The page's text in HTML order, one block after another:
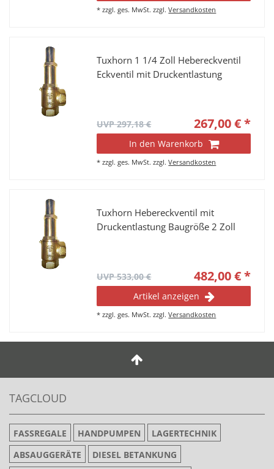
*zzgl. ges. MwSt. zzgl.Versandkosten
Tuxhorn 1 1/4 Zoll Hebereckventil
Eckventil mit Druckentlastung
UVP 297,18 € 267,00 € *
In den Warenkorb
*zzgl. ges. MwSt. zzgl.Versandkosten
Tuxhorn Hebereckventil mit
Druckentlastung Baugröße 2 Zoll
UVP 533,00 € 482,00 € *
Artikel anzeigen
*zzgl. ges. MwSt. zzgl.Versandkosten
TAGCLOUD
FASSREGALE HANDPUMPEN
LAGERTECHNIK
ABSAUGGERÄTE
DIESEL BETANKUNG